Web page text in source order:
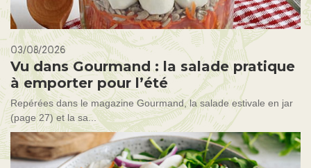
03/08/2026
Vu dans Gourmand : la salade pratique
à emporter pour l’été
Repérées dans le magazine Gourmand, la salade estivale en jar
(page 27) et la sa...